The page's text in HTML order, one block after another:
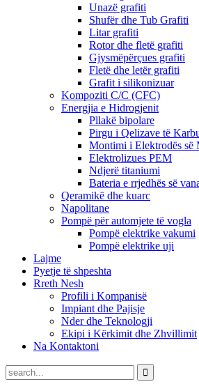
Unazë grafiti
Shufër dhe Tub Grafiti
Litar grafiti
Rotor dhe fletë grafiti
Gjysmëpërçues grafiti
Fletë dhe letër grafiti
Grafit i silikonizuar
Kompoziti C/C (CFC)
Energjia e Hidrogjenit
Pllakë bipolare
Pirgu i Qelizave të
Montimi i Elektrodës së
Elektrolizues PEM
Ndjerë titaniumi
Bateria e rrjedhës së
Qeramikë dhe kuarc
Napolitane
Pompë për automjete të vogla
Pompë elektrike vakumi
Pompë elektrike uji
Lajme
Pyetje të shpeshta
Rreth Nesh
Profili i Kompanisë
Impiant dhe Pajisje
Nder dhe Teknologji
Ekipi i Kërkimit dhe Zhvillimit
Na Kontaktoni